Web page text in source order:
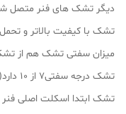
دیگر تشک ‌های فنر متصل
تشک با کیفیت بالاتر و
تشک ابتدا اسکلت اصلی فنر